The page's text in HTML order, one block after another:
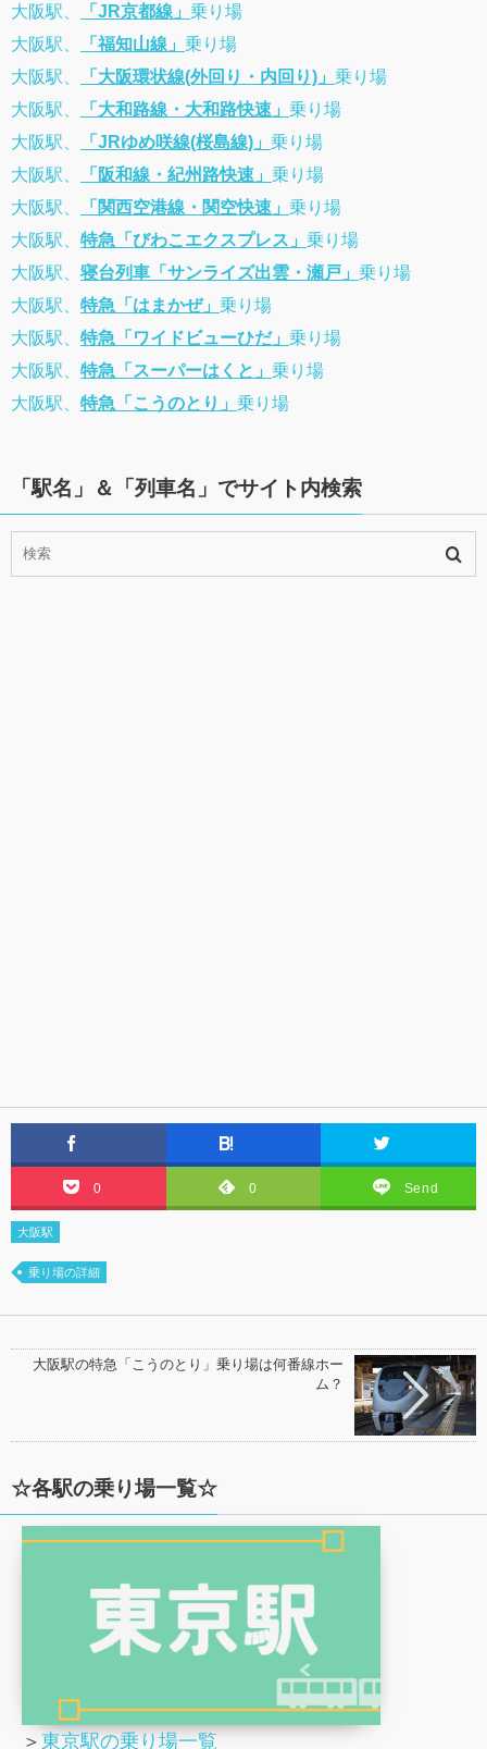
大阪駅、
「JR京都線」 乗り場
大阪駅、
「福知山線」 乗り場
大阪駅、
「大阪環状線(外回り・内回り)」 乗り場
大阪駅、
「大和路線・大和路快速」 乗り場
大阪駅、
「JRゆめ咲線(桜島線)」 乗り場
大阪駅、
「阪和線・紀州路快速」 乗り場
大阪駅、
「関西空港線・関空快速」 乗り場
大阪駅、 特急「びわこエクスプレス」 乗り場
大阪駅、 寝台列車「サンライズ出雲・瀬戸」 乗り場
大阪駅、 特急「はまかぜ」 乗り場
大阪駅、 特急「ワイドビューひだ」 乗り場
大阪駅、 特急「スーパーはくと」 乗り場
大阪駅、 特急「こうのとり」 乗り場
「駅名」＆「列車名」でサイト内検索
0 0 Send
大阪駅
乗り場の詳細
大阪駅の特急「こうのとり」乗り場は何番線ホー
ム？
☆各駅の乗り場一覧☆
＞ 東京駅の乗り場一覧